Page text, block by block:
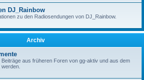
DJ_Rainbow
zu den Radiosendungen von DJ_Rainbow.
Archiv
Beiträge aus früheren Foren von gg-aktiv und aus dem